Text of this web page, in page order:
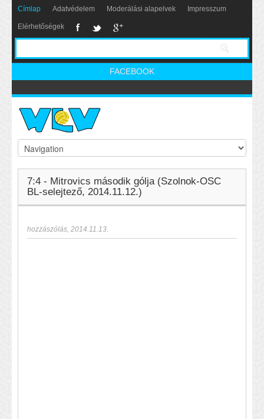
Címlap Adatvédelem Moderálási alapelvek Impresszum
Elérhetőségek
FACEBOOK
7:4 - Mitrovics második gólja (Szolnok-OSC
BL-selejtező, 2014.11.12.)
hozzászólás, 2014.11.13.